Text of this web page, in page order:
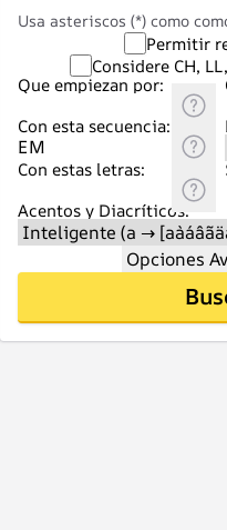
Usa asteriscos (*) como
Permitir
Considere CH,
Que empiezan por:
Con esta secuencia:
Con estas letras:
Acentos y Diacríticos:
Opciones